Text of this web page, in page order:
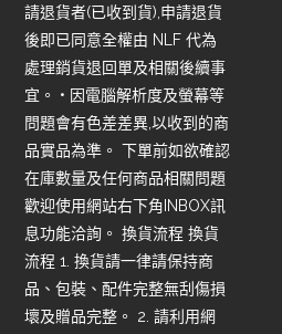
請退貨者(已收到貨),申請退貨
後即已同意全權由 NLF 代為
處理銷貨退回單及相關後續事
宜。 • 因電腦解析度及螢幕等
問題會有色差差異,以收到的商
品實品為準。 下單前如欲確認
在庫數量及任何商品相關問題
歡迎使用網站右下角INBOX訊
息功能洽詢。 換貨流程 換貨
流程 1. 換貨請一律請保持商
品、包裝、配件完整無刮傷損
壞及贈品完整。 2. 請利用網